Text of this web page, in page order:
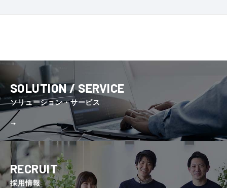
SOLUTION / SERVICE
ソリューション・サービス
RECRUIT
採⽤情報